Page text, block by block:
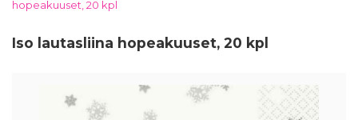
hopeakuuset, 20 kpl
Iso lautasliina hopeakuuset, 20 kpl